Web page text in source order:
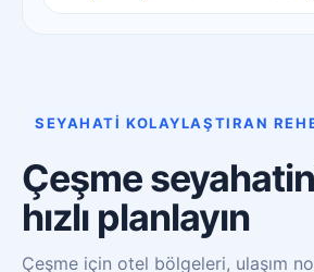
SEYAHATİ KOLAYLAŞTIRAN
Çeşme
hızlı planlayın
Çeşme için otel bölgeleri, ulaşım